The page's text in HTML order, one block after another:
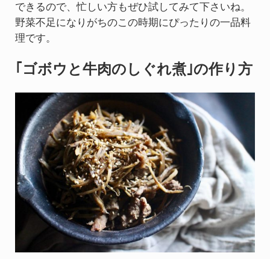
できるので、忙しい方もぜひ試してみて下さいね。
野菜不足になりがちのこの時期にぴったりの一品料
理です。
｢ゴボウと牛肉のしぐれ煮｣の作り方